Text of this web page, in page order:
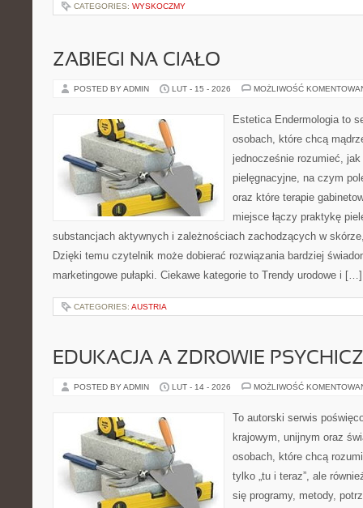
CATEGORIES: WYSKOCZMY
ZABIEGI NA CIAŁO
POSTED BY ADMIN LUT - 15 - 2026 MOŻLIWOŚĆ
Estetica Endermologia to
osobach, które chcą
jednocześnie rozumieć, jak
pielęgnacyjne, na czym
oraz które terapie
miejsce łączy praktykę
substancjach aktywnych i zależnościach zachodzących w
Dzięki temu czytelnik może dobierać rozwiązania bardziej
marketingowe pułapki. Ciekawe kategorie to Trendy urodowe i […]
CATEGORIES: AUSTRIA
EDUKACJA A ZDROWIE
POSTED BY ADMIN LUT - 14 - 2026 MOŻLIWOŚĆ
To autorski serwis
krajowym, unijnym oraz
osobach, które chcą
tylko „tu i teraz”, ale
się programy, metody,